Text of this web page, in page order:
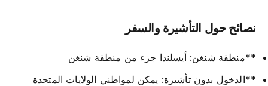
نصائح حول التأشيرة والسفر
**منطقة شنغن: أيسلندا جزء من منطقة شنغن
**الدخول بدون تأشيرة: يمكن لمواطني الولايات المتحدة